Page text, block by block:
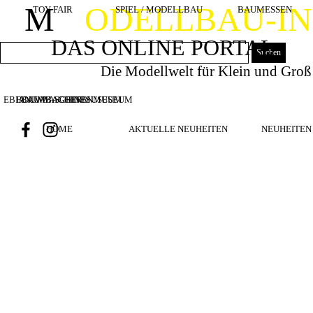
Direkt zum SeiteninhaltODELLBAU-
M
TOY FAIR SPIEL / MODELLBAU BAUMESSEN
DAS ONLINE PORTAL
Suchen
Die Modellwelt für Klein und Groß
BOUWMACHINES
BAUMASCHINENMUSEUM
EBIANUMBAGGERMUSEUM
HOME AKTUELLE NEUHEITEN